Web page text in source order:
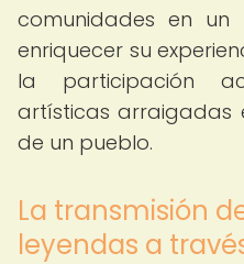
comunidades en
enriquecer su
la participación
artísticas arraigadas
de un pueblo.
La transmisión
leyendas a